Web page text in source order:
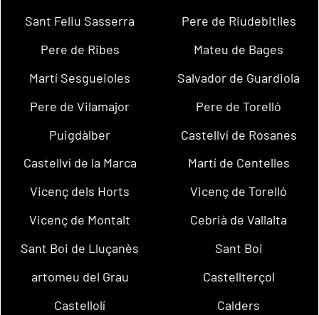
Sant Feliu Sasserra
Pere de Riudebitlles
Pere de Ribes
Mateu de Bages
Martí Sesgueioles
Salvador de Guardiola
Pere de Vilamajor
Pere de Torelló
Puigdàlber
Castellví de Rosanes
Castellví de la Marca
Martí de Centelles
Vicenç dels Horts
Vicenç de Torelló
Vicenç de Montalt
Cebrià de Vallalta
Sant Boi de Lluçanès
Sant Boi
artomeu del Grau
Castellterçol
Castellolí
Calders